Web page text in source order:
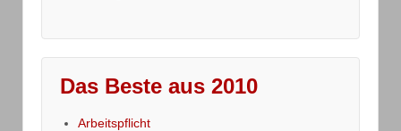
Das Beste aus 2010
Arbeitspflicht